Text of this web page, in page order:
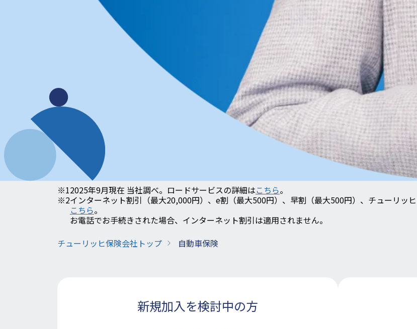
※12025年9月現在 当社調べ。ロードサービスの詳細はこちら。
※2インターネット割引（最大20,000円）、e割（最大500円）、早割（最大500円）、チューリッ
こちら。
お電話でお手続きされた場合、インターネット割引は適用されません。
チューリッヒ保険会社トップ
自動車保険
新規加入を検討中の方